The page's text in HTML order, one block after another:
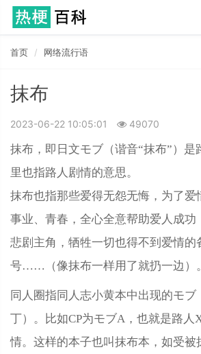
首页 网络流行语
抹布
2023-06-22 10:05:01 49070
抹布，即日文モブ（谐音“抹布”）是
里也指路人剧情的意思。
抹布也指那些爱得无怨无悔，为了爱
事业、青春，全心全意帮助爱人成功
悲剧主角，牺牲一切也得不到爱情的
号……（像抹布一样用了就扔一边）。
同人圈指同人志小黄本中出现的モブ
丁）。比如CP为モブA，也就是路人
情。这样的本子也叫抹布本，如受被